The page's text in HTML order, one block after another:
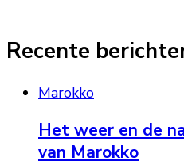
Recente
Marokko
Het weer en de
van Marokko